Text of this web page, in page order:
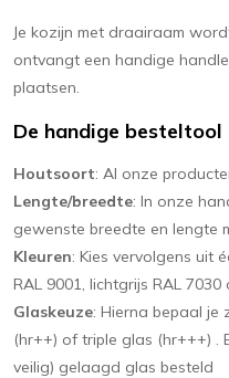
Je kozijn met draairaam
ontvangt een handige
plaatsen.
De handige besteltool
Houtsoort: Al onze
Lengte/breedte: In onze
gewenste breedte en lengte
Kleuren: Kies vervolgens uit
RAL 9001, lichtgrijs RAL
Glaskeuze: Hierna bepaal je
(hr++) of triple glas (hr+++)
veilig) gelaagd glas besteld